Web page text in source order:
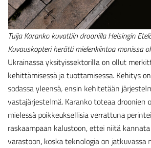
Tuija Karanko kuvattiin droonilla Helsingin
Kuvauskopteri herätti mielenkiintoa monissa
Ukrainassa yksityissektorilla on ollut
kehittämisessä ja tuottamisessa. Kehitys
sodassa yleensä, ensin kehitetään
vastajärjestelmä. Karanko toteaa droonien
mielessä poikkeuksellisia verrattuna
raskaampaan kalustoon, ettei niitä
varastoon, koska teknologia on jatkuvassa